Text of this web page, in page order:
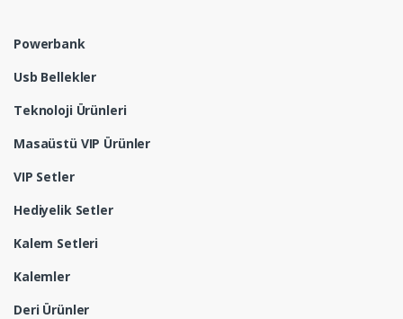
Powerbank
Usb Bellekler
Teknoloji Ürünleri
Masaüstü VIP Ürünler
VIP Setler
Hediyelik Setler
Kalem Setleri
Kalemler
Deri Ürünler